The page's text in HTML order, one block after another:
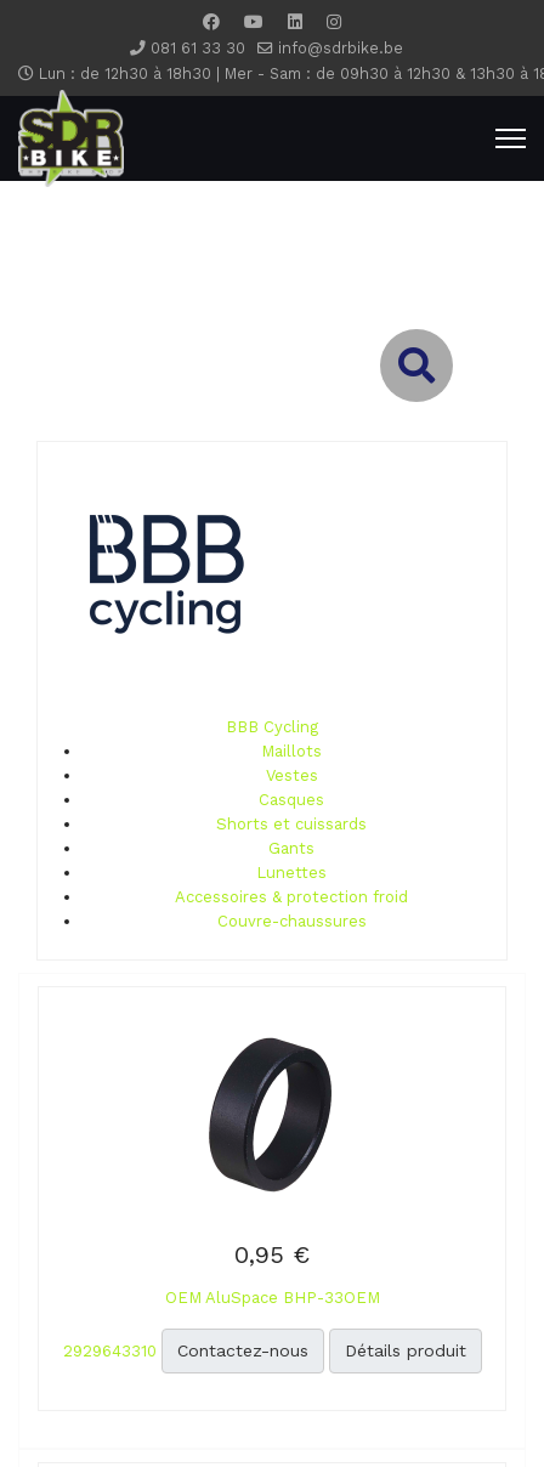
081 61 33 30
info@sdrbike.be
Lun : de 12h30 à 18h30 | Mer - Sam : de 09h30 à 12h30 & 13h30 à
BBB Cycling
Maillots
Vestes
Casques
Shorts et cuissards
Gants
Lunettes
Accessoires & protection froid
Couvre-chaussures
0,95 €
OEM AluSpace BHP-33OEM
2929643310 Contactez-nous Détails produit